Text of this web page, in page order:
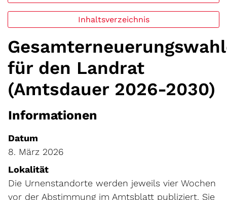
Inhaltsverzeichnis
für den Landrat
(Amtsdauer 2026-2030)
Informationen
Datum
8. März 2026
Lokalität
Die Urnenstandorte werden jeweils vier Wochen
vor der Abstimmung im Amtsblatt publiziert. Sie